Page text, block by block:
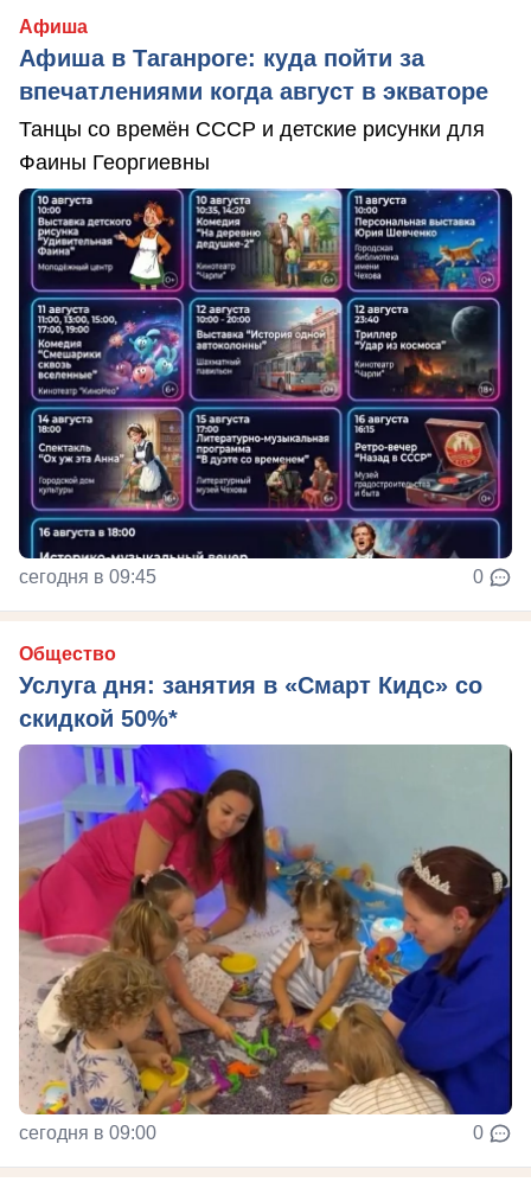
Афиша
Афиша в Таганроге: куда пойти за
впечатлениями когда август в экваторе
Танцы со времён СССР и детские рисунки для
Фаины Георгиевны
сегодня в 09:45 0
Общество
Услуга дня: занятия в «Смарт Кидс» со
скидкой 50%*
сегодня в 09:00 0